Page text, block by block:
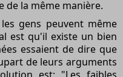
de la même manière.
gens peuvent même
est qu'il existe un bien
essaient de dire que
de leurs arguments